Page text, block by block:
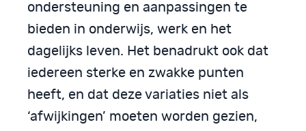
ondersteuning en aanpassingen te
bieden in onderwijs, werk en het
dagelijks leven. Het benadrukt ook dat
iedereen sterke en zwakke punten
heeft, en dat deze variaties niet als
‘afwijkingen’ moeten worden gezien,